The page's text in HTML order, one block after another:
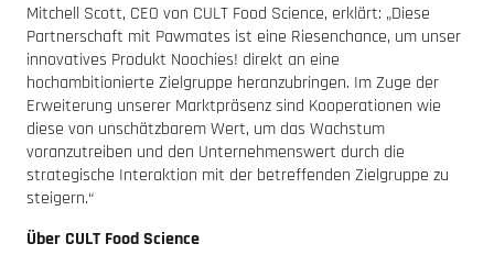
Mitchell Scott, CEO von CULT Food Science, erklärt: „Diese
Partnerschaft mit Pawmates ist eine Riesenchance, um unser
innovatives Produkt Noochies! direkt an eine
hochambitionierte Zielgruppe heranzubringen. Im Zuge der
Erweiterung unserer Marktpräsenz sind Kooperationen wie
diese von unschätzbarem Wert, um das Wachstum
voranzutreiben und den Unternehmenswert durch die
strategische Interaktion mit der betreffenden Zielgruppe zu
steigern.“
Über CULT Food Science